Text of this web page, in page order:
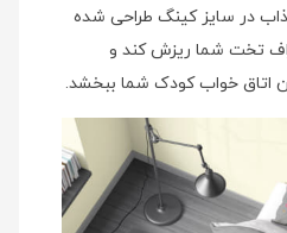
در سایز کینگ طراحی شده
تخت شما ریزش کند و
اتاق خواب کودک شما ببخشد.